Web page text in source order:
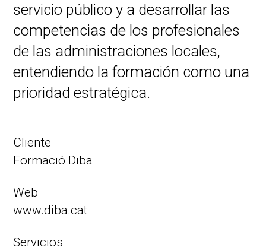
servicio público y a desarrollar las
competencias de los profesionales
de las administraciones locales,
entendiendo la formación como una
prioridad estratégica.
Cliente
Formació Diba
Web
www.diba.cat
Servicios